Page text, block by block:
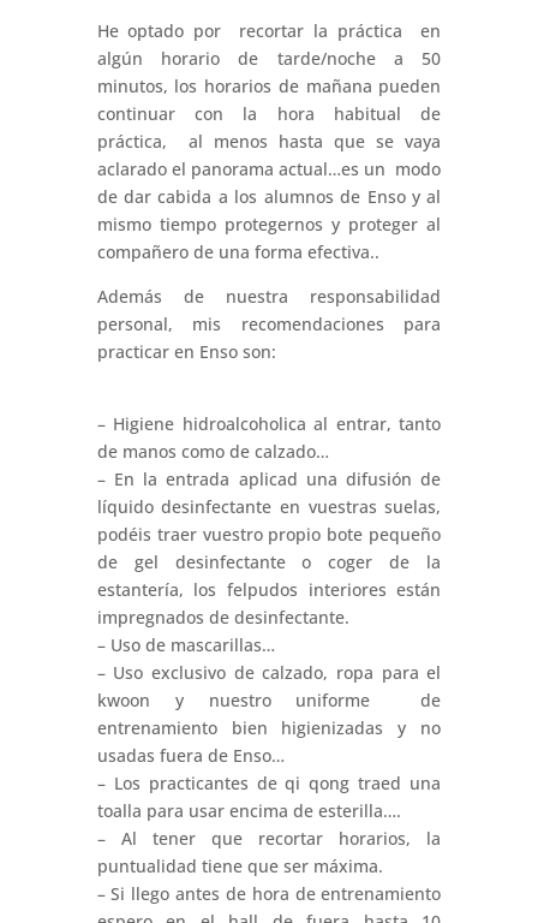
He optado por recortar la práctica en
algún horario de tarde/noche a 50
minutos, los horarios de mañana pueden
continuar con la hora habitual de
práctica, al menos hasta que se vaya
aclarado el panorama actual…es un modo
de dar cabida a los alumnos de Enso y al
mismo tiempo protegernos y proteger al
compañero de una forma efectiva..
Además de nuestra responsabilidad
personal, mis recomendaciones para
practicar en Enso son:
– Higiene hidroalcoholica al entrar, tanto
de manos como de calzado…
– En la entrada aplicad una difusión de
líquido desinfectante en vuestras suelas,
podéis traer vuestro propio bote pequeño
de gel desinfectante o coger de la
estantería, los felpudos interiores están
impregnados de desinfectante.
– Uso de mascarillas…
– Uso exclusivo de calzado, ropa para el
kwoon y nuestro uniforme de
entrenamiento bien higienizadas y no
usadas fuera de Enso…
– Los practicantes de qi qong traed una
toalla para usar encima de esterilla….
– Al tener que recortar horarios, la
puntualidad tiene que ser máxima.
– Si llego antes de hora de entrenamiento